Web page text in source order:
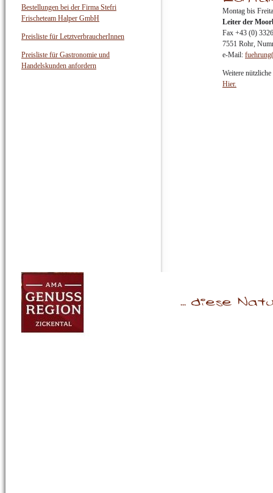
Bestellungen bei der Firma Stefri
Frischeteam Halper GmbH
Preisliste für LetztverbraucherInnen
Preisliste für Gastronomie und
Handelskunden anfordern
Montag bis
Leiter der
Fax +43 (0)
7551 Rohr,
e-Mail:
Weitere
Hier.